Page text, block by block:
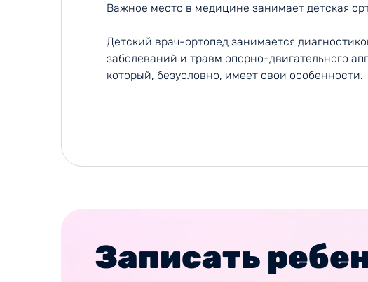
Важное место в медицине занимает детская
Детский врач-ортопед занимается
заболеваний и травм опорно-двигательного
который, безусловно, имеет свои особенности.
Записать